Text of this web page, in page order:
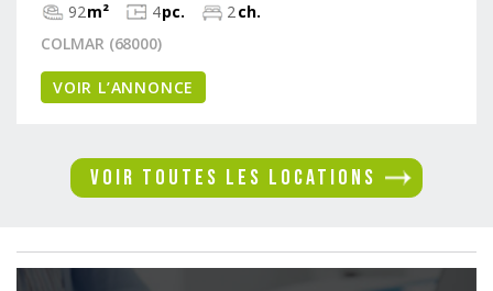
92m² 4pc. 2ch.
COLMAR (68000)
VOIR L’ANNONCE
VOIR TOUTES LES locations